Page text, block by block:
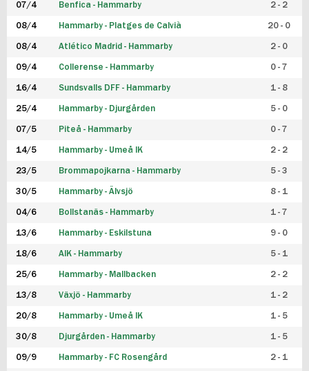
07/4 Benfica - Hammarby 2 - 2
08/4 Hammarby - Platges de Calvià 20 - 0
08/4 Atlético Madrid - Hammarby 2 - 0
09/4 Collerense - Hammarby 0 - 7
16/4 Sundsvalls DFF - Hammarby 1 - 8
25/4 Hammarby - Djurgården 5 - 0
07/5 Piteå - Hammarby 0 - 7
14/5 Hammarby - Umeå IK 2 - 2
23/5 Brommapojkarna - Hammarby 5 - 3
30/5 Hammarby - Älvsjö 8 - 1
04/6 Bollstanäs - Hammarby 1 - 7
13/6 Hammarby - Eskilstuna 9 - 0
18/6 AIK - Hammarby 5 - 1
25/6 Hammarby - Mallbacken 2 - 2
13/8 Växjö - Hammarby 1 - 2
20/8 Hammarby - Umeå IK 1 - 5
30/8 Djurgården - Hammarby 1 - 5
09/9 Hammarby - FC Rosengård 2 - 1